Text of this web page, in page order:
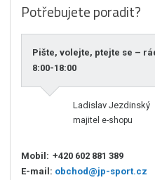
Potřebujete poradit?
Pište, volejte, ptejte se –
8:00-18:00
Ladislav Jezdinský
majitel e-shopu
Mobil: +420 602 881 389
E-mail: obchod@jp-sport.cz